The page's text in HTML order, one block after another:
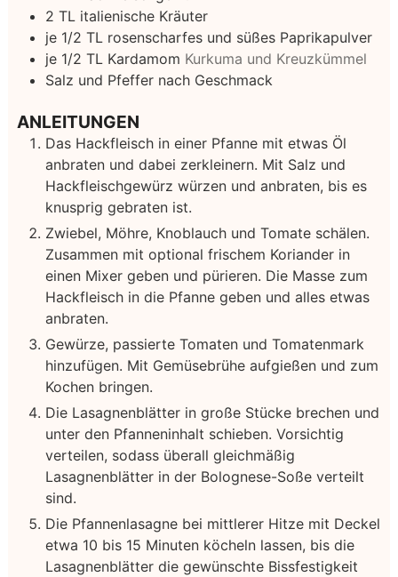
2 TL italienische Kräuter
je 1/2 TL rosenscharfes und süßes Paprikapulver
je 1/2 TL Kardamom Kurkuma und Kreuzkümmel
Salz und Pfeffer nach Geschmack
ANLEITUNGEN
Das Hackfleisch in einer Pfanne mit etwas Öl
anbraten und dabei zerkleinern. Mit Salz und
Hackfleischgewürz würzen und anbraten, bis es
knusprig gebraten ist.
Zwiebel, Möhre, Knoblauch und Tomate schälen.
Zusammen mit optional frischem Koriander in
einen Mixer geben und pürieren. Die Masse zum
Hackfleisch in die Pfanne geben und alles etwas
anbraten.
Gewürze, passierte Tomaten und Tomatenmark
hinzufügen. Mit Gemüsebrühe aufgießen und zum
Kochen bringen.
Die Lasagnenblätter in große Stücke brechen und
unter den Pfanneninhalt schieben. Vorsichtig
verteilen, sodass überall gleichmäßig
Lasagnenblätter in der Bolognese-Soße verteilt
sind.
Die Pfannenlasagne bei mittlerer Hitze mit Deckel
etwa 10 bis 15 Minuten köcheln lassen, bis die
Lasagnenblätter die gewünschte Bissfestigkeit